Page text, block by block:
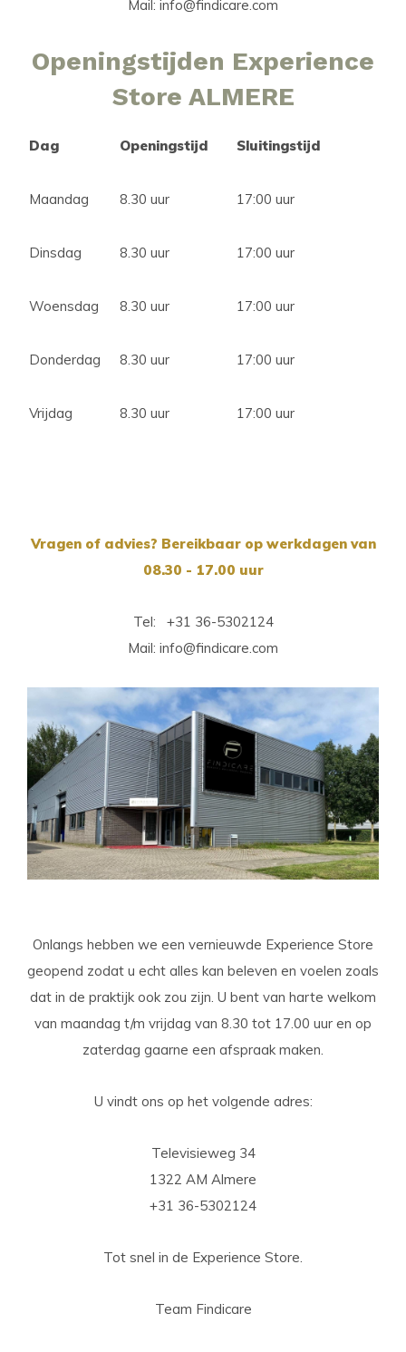
Mail: info@findicare.com
Openingstijden Experience
Store ALMERE
Dag Openingstijd Sluitingstijd
Maandag 8.30 uur 17:00 uur
Dinsdag 8.30 uur 17:00 uur
Woensdag 8.30 uur 17:00 uur
Donderdag 8.30 uur 17:00 uur
Vrijdag 8.30 uur 17:00 uur
Vragen of advies? Bereikbaar op werkdagen van
08.30 - 17.00 uur
Tel: +31 36-5302124
Mail: info@findicare.com
Onlangs hebben we een vernieuwde Experience Store
geopend zodat u echt alles kan beleven en voelen zoals
dat in de praktijk ook zou zijn. U bent van harte welkom
van maandag t/m vrijdag van 8.30 tot 17.00 uur en op
zaterdag gaarne een afspraak maken.
U vindt ons op het volgende adres:
Televisieweg 34
1322 AM Almere
+31 36-5302124
Tot snel in de Experience Store.
Team Findicare